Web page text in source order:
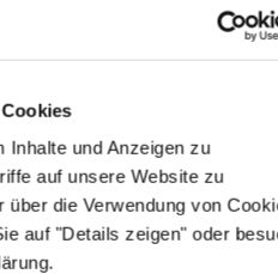
Inhalte und Anzeigen zu
auf unsere Website zu
über die Verwendung von
auf "Details zeigen" oder